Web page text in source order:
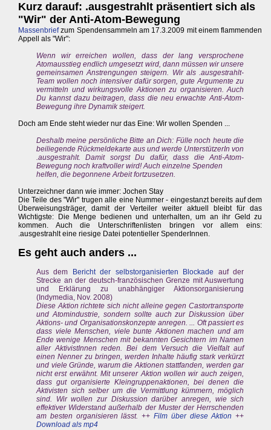
Kurz darauf: .ausgestrahlt präsentiert sich als
"Wir" der Anti-Atom-Bewegung
Massenbriefzum Spendensammeln am 17.3.2009 mit einem flammenden
Appell als "Wir":
Wenn wir erreichen wollen, dass der lang versprochene
Atomausstieg endlich umgesetzt wird, dann müssen wir unsere
gemeinsamen Anstrengungen steigern. Wir als .ausgestrahlt-
Team wollen noch intensiver dafür sorgen, gute Argumente zu
vermitteln und wirkungsvolle Aktionen zu organisieren. Auch
Du kannst dazu beitragen, dass die neu erwachte Anti-Atom-
Bewegung ihre Dynamik steigert.
Doch am Ende steht wieder nur das Eine: Wir wollen Spenden ...
Deshalb meine persönliche Bitte an Dich: Fülle noch heute die
beiliegende Rückmeldekarte aus und werde UnterstützerIn von
.ausgestrahlt. Damit sorgst Du dafür, dass die Anti-Atom-
Bewegung noch kraftvoller wird! Auch einzelne Spenden
helfen, die begonnene Arbeit fortzusetzen.
Unterzeichner dann wie immer: Jochen Stay
Die Teile des "Wir" trugen alle eine Nummer - eingestanzt bereits auf dem
Überweisungsträger, damit der Verteiler weiter aktuell bleibt für das
Wichtigste: Die Menge bedienen und unterhalten, um an ihr Geld zu
kommen. Auch die Unterschriftenlisten bringen vor allem eins:
.ausgestrahlt eine riesige Datei potentieller SpenderInnen.
Es geht auch anders ...
Aus dem Bericht der selbstorganisierten Blockade auf der
Strecke an der deutsch-französischen Grenze mit Auswertung
und Erklärung zu unabhängiger Aktionsorganisierung
(Indymedia, Nov. 2008)
Diese Aktion richtete sich nicht alleine gegen Castortransporte
und Atomindustrie, sondern sollte auch zur Diskussion über
Aktions- und Organisationskonzepte anregen. ... Oft passiert es
dass viele Menschen, viele bunte Aktionen machen und am
Ende wenige Menschen mit bekannten Gesichtern im Namen
aller AktivistInnen reden. Bei dem Versuch die Vielfalt auf
einen Nenner zu bringen, werden Inhalte häufig stark verkürzt
und viele Gründe, warum die Aktionen stattfanden, werden gar
nicht erst erwähnt. Mit unserer Aktion wollen wir auch zeigen,
dass gut organisierte Kleingruppenaktionen, bei denen die
Aktivisten sich selber um die Vermittlung kümmern, möglich
sind. Wir wollen zur Diskussion darüber anregen, wie sich
effektiver Widerstand außerhalb der Muster der Herrschenden
am besten organisieren lässt. ++ Film über diese Aktion ++
Download als mp4